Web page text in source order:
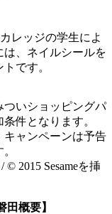
レッジの学生によ
は、ネイルシールを
です。
いショッピングパ
件となります。
ャンペーンは予告
2015 Sesameを挿
田概要】